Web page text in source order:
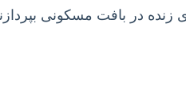
زنده در بافت مسکونی